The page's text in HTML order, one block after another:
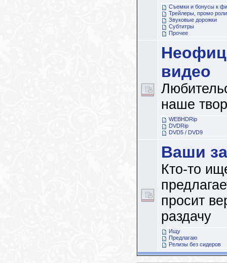
Съемки и бонусы к
Трейлеры, промо
Звуковые дорожки
Субтитры
Прочее
видео
наше
WEBHDRip
DVDRip
DVD5 / DVD9
Ваши
Кто-то
просит
раздачу
Ищу
Предлагаю
Релизы без сидеров